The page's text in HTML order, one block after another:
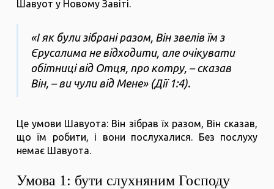
Шавуот у Новому Завіті.
«І як були зібрані разом, Він звелів їм з
Єрусалима не відходити, але очікувати
обітниці від Отця, про котру, – сказав
Він, – ви чули від Мене» (Дії 1:4).
Це умови Шавуота: Він зібрав їх разом, Він сказав,
що їм робити, і вони послухалися. Без послуху
немає Шавуота.
Умова 1: бути слухняним Господу